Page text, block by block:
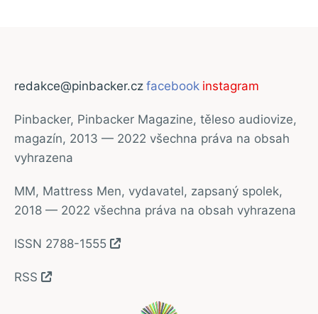
redakce@pinbacker.cz facebook instagram
Pinbacker, Pinbacker Magazine, těleso audiovize,
magazín, 2013 — 2022 všechna práva na obsah
vyhrazena
MM, Mattress Men, vydavatel, zapsaný spolek,
2018 — 2022 všechna práva na obsah vyhrazena
ISSN 2788-1555
RSS